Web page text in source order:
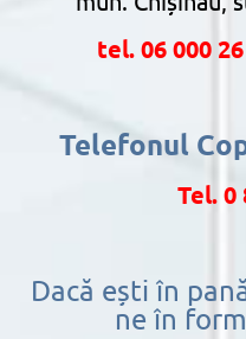
tel. 06 000
Telefonul
Tel. 0
Dacă ești în
ne în